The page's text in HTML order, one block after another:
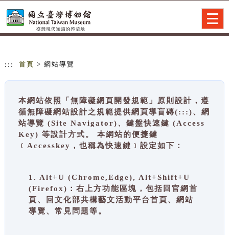
::: 首頁 > 網站導覽
本網站依照「無障礙網頁開發規範」原則設計，遵
循無障礙網站設計之規範提供網頁導盲磚(:::)、網
站導覽 (Site Navigator)、鍵盤快速鍵 (Access
Key) 等設計方式。 本網站的便捷鍵
﹝Accesskey，也稱為快速鍵﹞設定如下：
1. Alt+U (Chrome,Edge), Alt+Shift+U
(Firefox)：右上方功能區塊，包括回官網首
頁、回文化部共構藝文活動平台首頁、網站
導覽、常見問題等。